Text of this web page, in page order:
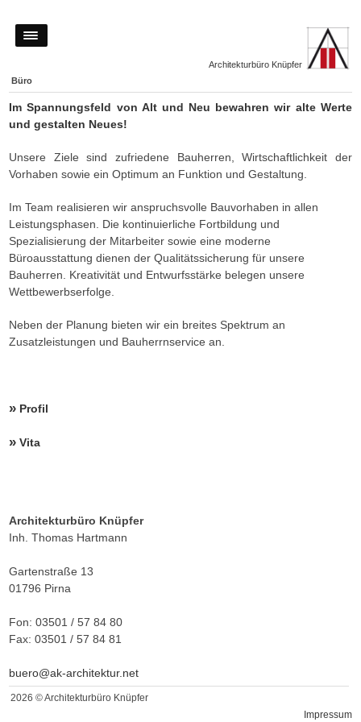
Architekturbüro Knüpfer
Büro
Im Spannungsfeld von Alt und Neu bewahren wir alte Werte
und gestalten Neues!
Unsere Ziele sind zufriedene Bauherren, Wirtschaftlichkeit der
Vorhaben sowie ein Optimum an Funktion und Gestaltung.
Im Team realisieren wir anspruchsvolle Bauvorhaben in allen
Leistungsphasen. Die kontinuierliche Fortbildung und
Spezialisierung der Mitarbeiter sowie eine moderne
Büroausstattung dienen der Qualitätssicherung für unsere
Bauherren. Kreativität und Entwurfsstärke belegen unsere
Wettbewerbserfolge.
Neben der Planung bieten wir ein breites Spektrum an
Zusatzleistungen und Bauherrnservice an.
Profil
Vita
Architekturbüro Knüpfer
Inh. Thomas Hartmann
Gartenstraße 13
01796 Pirna
Fon: 03501 / 57 84 80
Fax: 03501 / 57 84 81
buero@ak-architektur.net
2026 © Architekturbüro Knüpfer
Impressum